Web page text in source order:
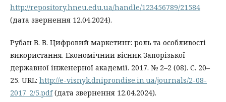
http://repository.hneu.edu.ua/handle/123456789/21584
(дата звернення 12.04.2024).
Рубан В. В. Цифровий маркетинг: роль та особливості
використання. Економічний вісник Запорізької
державної інженерної академії. 2017. № 2–2 (08). С. 20–
25. URL: http://e-visnyk.dniprondise.in.ua/journals/2-08-
2017_2/5.pdf(дата звернення 12.04.2024).